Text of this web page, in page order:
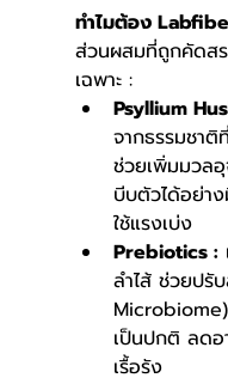
ทำไมต้อง
ส่วนผสมที่ถูกคัดสร
เฉพาะ :
Psyllium
จากธรรมชา
ช่วยเพิ่มมวลอุ
บีบตัวได้อย่า
ใช้แรงเบ่ง
Prebiotics :
ลำไส้ ช่วยปรั
Microbiome)
เป็นปกติ ลด
เรื้อรัง